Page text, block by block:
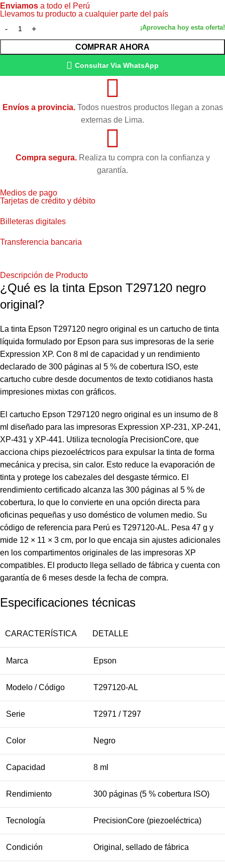
Volumen 8 ml — 300 páginas
PrecisionCore piezoeléctrica
XP-231, XP-241, XP-431, XP-441
Nuevo — Original de fábrica
Garantía 6 meses (Epson Perú)
Enviamos a todo el Perú
Llevamos tu producto a cualquier parte del país
COMPRAR AHORA
Consultar Via WhatsApp
Envíos a provincia.Todos nuestros productos llegan a zonas
externas de Lima.
Compra segura.Realiza tu compra con la confianza y
garantía.
Medios de pago
Tarjetas de crédito y débito
Billeteras digitales
Transferencia bancaria
Descripción de Producto
¿Qué es la tinta Epson T297120 negro
original?
La tinta Epson T297120 negro original es un cartucho de tinta
líquida formulado por Epson para sus impresoras de la serie
Expression XP. Con 8 ml de capacidad y un rendimiento
declarado de 300 páginas al 5 % de cobertura ISO, este
cartucho cubre desde documentos de texto cotidianos hasta
impresiones mixtas con gráficos.
El cartucho Epson T297120 negro original es un insumo de 8
ml diseñado para las impresoras Expression XP-231, XP-241,
XP-431 y XP-441. Utiliza tecnología PrecisionCore, que
acciona chips piezoeléctricos para expulsar la tinta de forma
mecánica y precisa, sin calor. Esto reduce la evaporación de
tinta y protege los cabezales del desgaste térmico. El
rendimiento certificado alcanza las 300 páginas al 5 % de
cobertura, lo que lo convierte en una opción directa para
oficinas pequeñas y uso doméstico de volumen medio. Su
código de referencia para Perú es T297120-AL. Pesa 47 g y
mide 12 × 11 × 3 cm, por lo que encaja sin ajustes adicionales
en los compartimentos originales de las impresoras XP
compatibles. El producto llega sellado de fábrica y cuenta con
garantía de 6 meses desde la fecha de compra.
Especificaciones técnicas
CARACTERÍSTICA DETALLE
Marca Epson
Modelo / Código T297120-AL
Serie T2971 / T297
Color Negro
Capacidad 8 ml
Rendimiento 300 páginas (5 % cobertura ISO)
Tecnología PrecisionCore (piezoeléctrica)
Condición Original, sellado de fábrica